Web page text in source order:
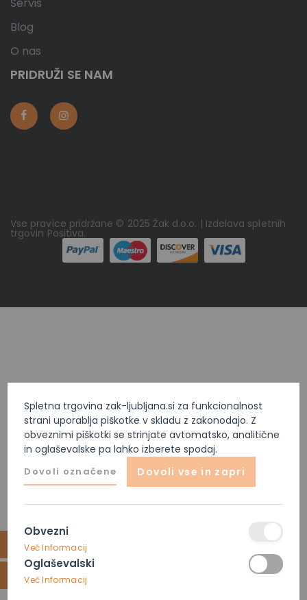
Obvezni
Več Informacij
Oglaševalski
Več Informacij
Spletna trgovina zak-ljubljana.si za funkcionalnost
strani uporablja piškotke v skladu z zakonodajo. Z
obveznimi piškotki se strinjate avtomatsko, analitične
in oglaševalske pa lahko izberete spodaj.
Dovoli označene Dovoli vse in zapri
Blog
O nas
PRIDRUŽI SE NAM
Vse pravice pridržane © 2025 Žak d.o.o. | Izdelava spletnih
trgovin Positiva.